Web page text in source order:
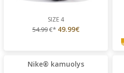
SIZE 4
54.99€* 49.99€
Nike® kamuolys